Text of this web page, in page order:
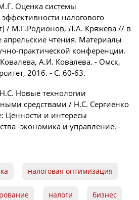
Оценка системы
налогового
/ М.Г.Родионов, Л.А. Кряжева // в
апрельские чтения. Материалы
практической конференции.
А.И. Ковалева. - Омск,
2016. - С. 60-63.
Новые технологии
средствами / Н.С. Сергиенко
Ценности и интересы
-экономика и управление. -
налоговая оптимизация
налоги бизнес